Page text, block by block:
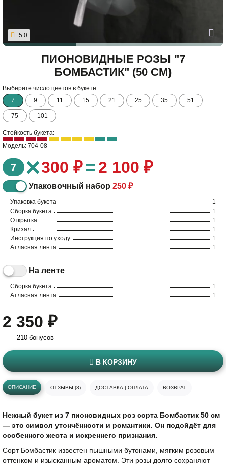
5.0
ПИОНОВИДНЫЕ РОЗЫ "7
БОМБАСТИК" (50 СМ)
Выберите число цветов в букете:
7
9 11 15 21 25 35 51
75 101
Стойкость букета:
Модель: 704-08
7 ×300 ₽=2 100 ₽
Упаковочный набор 250 ₽
Упаковка букета
1
Сборка букета
1
Открытка
1
Кризал
1
Инструкция по уходу
1
Атласная лента
1
На ленте
Сборка букета
1
Атласная лента
1
2 350 ₽
210 бонусов
В КОРЗИНУ
ОПИСАНИЕ ОТЗЫВЫ (3) ДОСТАВКА | ОПЛАТА ВОЗВРАТ
Нежный букет из 7 пионовидных роз сорта Бомбастик 50 см
— это символ утончённости и романтики. Он подойдёт для
особенного жеста и искреннего признания.
Сорт Бомбастик известен пышными бутонами, мягким розовым
оттенком и изысканным ароматом. Эти розы долго сохраняют